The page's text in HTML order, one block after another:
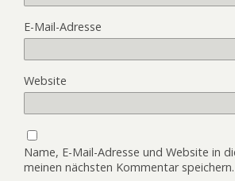
E-Mail-Adresse
Website
Name, E-Mail-Adresse und Website in
meinen nächsten Kommentar speichern.